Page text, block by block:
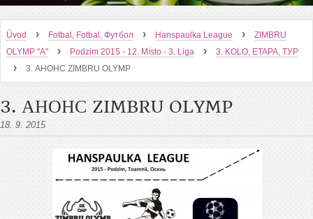
Úvod › Fotbal, Fotbal, Футбол › Hanspaulka League ›
ZIMBRU
OLYMP "A"
› Podzim 2015 - 12. Místo - 3. Liga › 3. KOLO, ETAPA, ТУР
› 3. АНОНС ZIMBRU OLYMP
3. АНОНС ZIMBRU OLYMP
18. 9. 2015